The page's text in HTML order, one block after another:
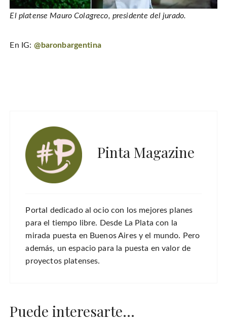
El platense Mauro Colagreco, presidente del jurado.
En IG: @baronbargentina
Pinta Magazine
Portal dedicado al ocio con los mejores planes
para el tiempo libre. Desde La Plata con la
mirada puesta en Buenos Aires y el mundo. Pero
además, un espacio para la puesta en valor de
proyectos platenses.
Puede interesarte...